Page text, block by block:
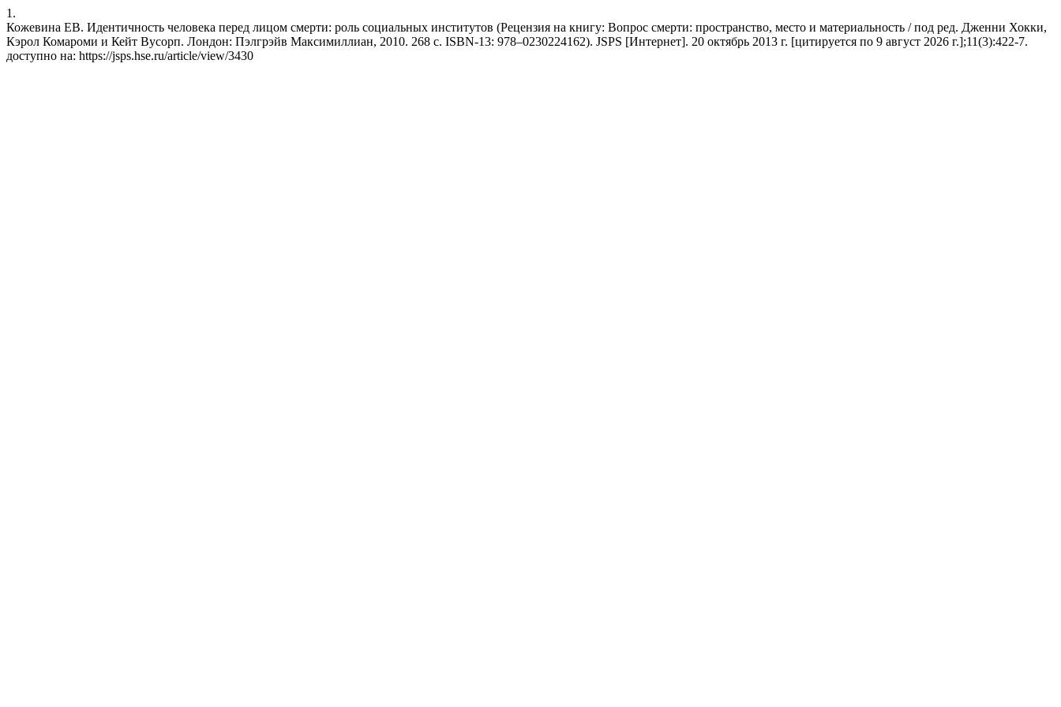
1.
Кожевина ЕВ. Идентичность человека перед лицом смерти: роль социальных институтов (Рецензия на книгу: Вопрос смерти: пространство, место и материальность / под ред. Дженни Хокки,
Кэрол Комароми и Кейт Вусорп. Лондон: Пэлгрэйв Максимиллиан, 2010. 268 c. ISBN-13: 978–0230224162). JSPS [Интернет]. 20 октябрь 2013 г. [цитируется по 9 август 2026 г.];11(3):422-7.
доступно на: https://jsps.hse.ru/article/view/3430